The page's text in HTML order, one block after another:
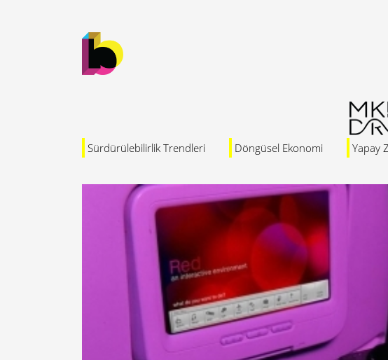
Sürdürülebilirlik Trendleri Döngüsel Ekonomi Yapay